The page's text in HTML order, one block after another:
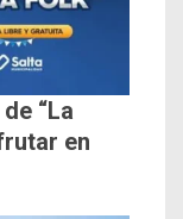
“La
en